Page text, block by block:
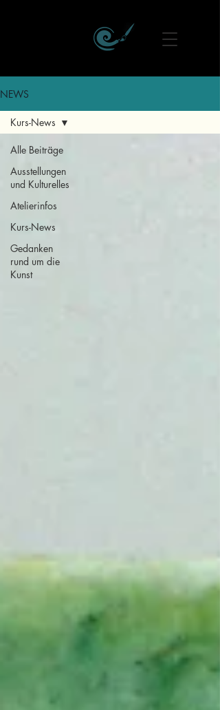
NEWS
Alle Beiträge
Ausstellungen
und Kulturelles
Atelierinfos
Kurs-News
Gedanken
rund um die
Kunst
Kurs-News